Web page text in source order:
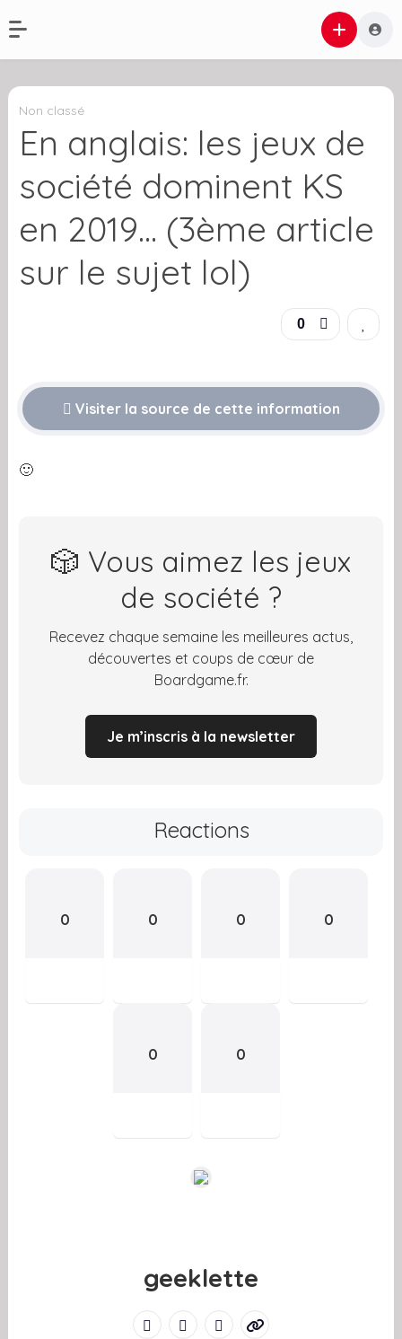
Non classé
En anglais: les jeux de
société dominent KS
en 2019… (3ème article
sur le sujet lol)
0
Visiter la source de cette information
🙂
🎲 Vous aimez les jeux
de société ?
Recevez chaque semaine les meilleures actus,
découvertes et coups de cœur de
Boardgame.fr.
Je m’inscris à la newsletter
Reactions
0 0 0 0
0 0
geeklette